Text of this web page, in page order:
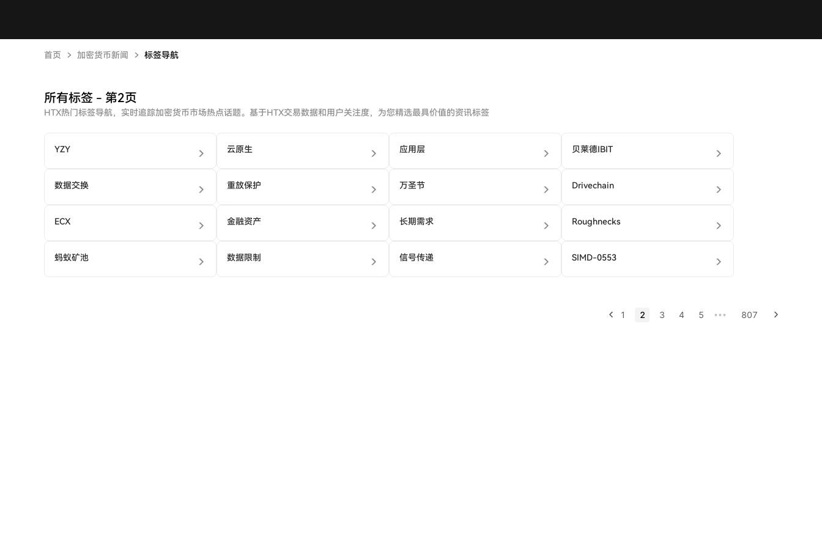
首页 加密货币新闻 标签导航
所有标签 - 第2页
HTX热门标签导航，实时追踪加密货币市场热点话题。基于HTX交易数据和用户关注度，为您精选最具价值的资讯标签
YZY 云原生 应用层 贝莱德IBIT
数据交换 重放保护 万圣节 Drivechain
ECX 金融资产 长期需求 Roughnecks
蚂蚁矿池 数据限制 信号传递 SIMD-0553
1 2 3 4 5 ••• 807